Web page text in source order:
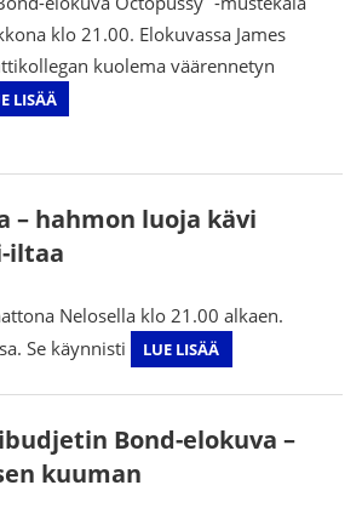
klo 21.00. Elokuvassa James
kuolema väärennetyn
LISÄÄ
– hahmon luoja kävi
iltaa
Nelosella klo 21.00 alkaen.
Se käynnisti
LUE LISÄÄ
Bond-elokuva –
kuuman